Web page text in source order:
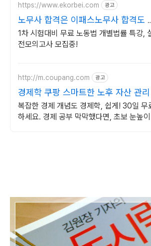
https://www.ekorbei.com 광고
노무사 합격은 이패스노무사 합격도
시 이패스!
1차 시험대비 무료 노동법 개별법률 특강,
전모의고사 모집중!
http://m.coupang.com 광고
경제학 쿠팡 스마트한 노후 자산 관리
복잡한 경제 개념도 경제학, 쉽게! 30일 무
하세요. 경제 공부 막막했다면, 초보 눈높